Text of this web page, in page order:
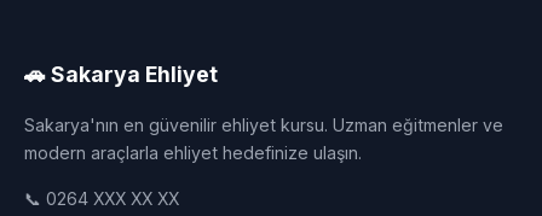
🚗 Sakarya Ehliyet
Sakarya'nın en güvenilir ehliyet kursu. Uzman eğitmenler ve
modern araçlarla ehliyet hedefinize ulaşın.
📞 0264 XXX XX XX